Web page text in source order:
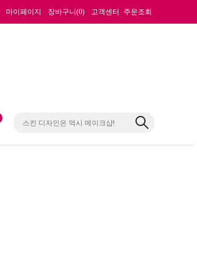
마이페이지 장바구니(0) 고객센터 주문조회